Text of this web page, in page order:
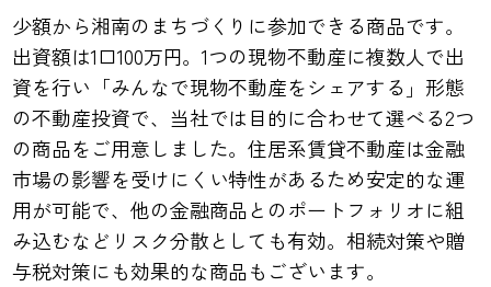
少額から湘南のまちづくりに参加できる商品です。
出資額は1口100万円。1つの現物不動産に複数人で出
資を行い「みんなで現物不動産をシェアする」形態
の不動産投資で、当社では目的に合わせて選べる2つ
の商品をご用意しました。住居系賃貸不動産は金融
市場の影響を受けにくい特性があるため安定的な運
用が可能で、他の金融商品とのポートフォリオに組
み込むなどリスク分散としても有効。相続対策や贈
与税対策にも効果的な商品もございます。